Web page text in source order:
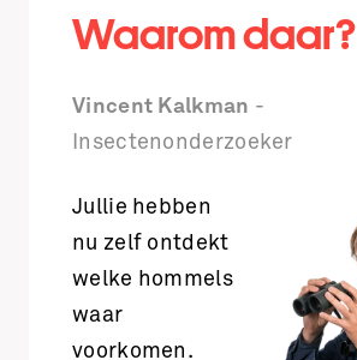
Waarom daar?
Vincent Kalkman -
Insectenonderzoeker
Jullie hebben
nu zelf ontdekt
welke hommels
waar
voorkomen.